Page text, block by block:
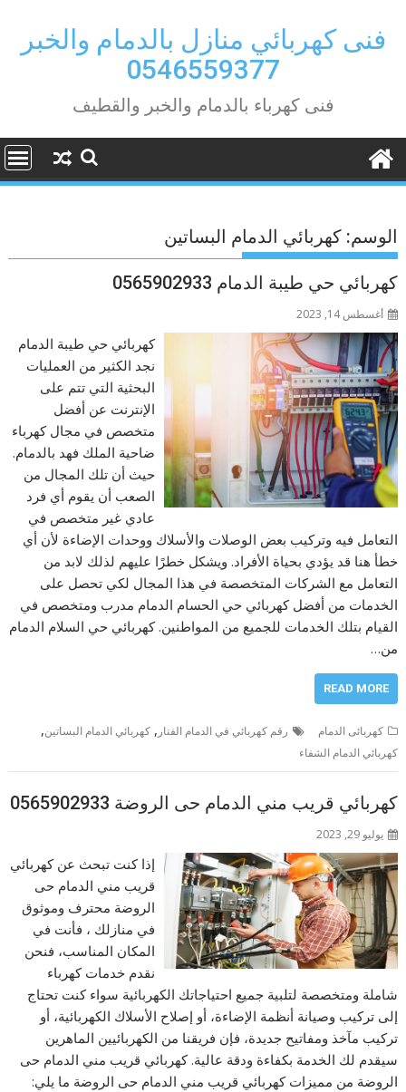
content
فنى كهربائي منازل بالدمام والخبر
0546559377
فنى كهرباء بالدمام والخبر والقطيف
الوسم:كهربائي الدمام البساتين
كهربائي حي طيبة الدمام 0565902933
أغسطس 14, 2023
كهربائي حي طيبة الدمام
نجد الكثير من العمليات
البحثية التي تتم على
الإنترنت عن أفضل
متخصص في مجال كهرباء
ضاحية الملك فهد بالدمام.
حيث أن تلك المجال من
الصعب أن يقوم أي فرد
عادي غير متخصص في
التعامل فيه وتركيب بعض الوصلات والأسلاك ووحدات الإضاءة لأن أي
خطأ هنا قد يؤدي بحياة الأفراد. ويشكل خطرًا عليهم لذلك لابد من
التعامل مع الشركات المتخصصة في هذا المجال لكي تحصل على
الخدمات من أفضل كهربائي حي الحسام الدمام مدرب ومتخصص في
القيام بتلك الخدمات للجميع من المواطنين. كهربائي حي السلام الدمام
من…
READ MORE
كهربائى الدمام رقم كهربائي في الدمام الفنار ,كهربائي الدمام البساتين,
كهربائي الدمام الشفاء
كهربائي قريب مني الدمام حى الروضة 0565902933
يوليو 29, 2023
إذا كنت تبحث عن كهربائي
قريب مني الدمام حى
الروضة محترف وموثوق
في منازلك ، فأنت في
المكان المناسب، فنحن
نقدم خدمات كهرباء
شاملة ومتخصصة لتلبية جميع احتياجاتك الكهربائية سواء كنت تحتاج
إلى تركيب وصيانة أنظمة الإضاءة، أو إصلاح الأسلاك الكهربائية، أو
تركيب مآخذ ومفاتيح جديدة، فإن فريقنا من الكهربائيين الماهرين
سيقدم لك الخدمة بكفاءة ودقة عالية. كهربائي قريب مني الدمام حى
الروضة من مميزات كهربائي قريب مني الدمام حى الروضة ما يلي: